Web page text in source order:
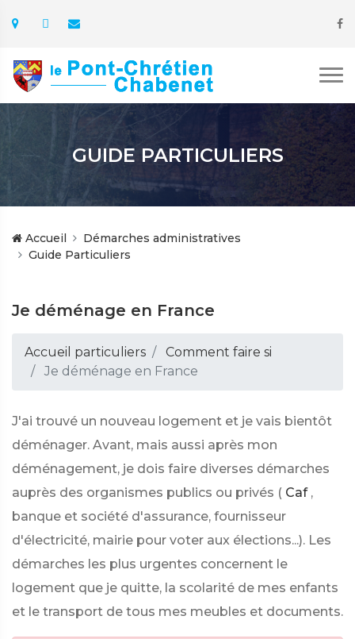
GUIDE PARTICULIERS
Accueil
Démarches administratives
Guide Particuliers
Je déménage en France
Accueil particuliers
Comment faire si
Je déménage en France
J'ai trouvé un nouveau logement et je vais bientôt
déménager. Avant, mais aussi après mon
déménagement, je dois faire diverses démarches
auprès des organismes publics ou privés ( Caf ,
banque et société d'assurance, fournisseur
d'électricité, mairie pour voter aux élections...). Les
démarches les plus urgentes concernent le
logement que je quitte, la scolarité de mes enfants
et le transport de tous mes meubles et documents.